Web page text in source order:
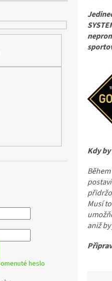
heslo
Kdy
Musí
aniž